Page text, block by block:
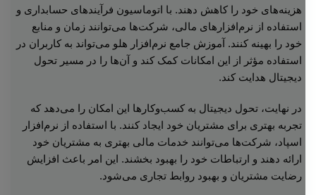
هزینه‌های خود را کاهش دهند. با اتوماسیون فرآیندهای حسابداری و
استفاده از نرم‌افزارهای مالی، شرکت‌ها می‌توانند زمان و منابع
خود را بهینه کنند. آموزش جامع نرم‌افزار هلو می‌تواند به کاربران در
استفاده مؤثر از این امکانات کمک کند و آن‌ها را در مسیر تحول
دیجیتال هدایت کند.
در نهایت، تحول دیجیتال به کسب‌وکارها این امکان را می‌دهد که
تجربه بهتری برای مشتریان خود ایجاد کنند. با استفاده از نرم‌افزار
اسپاد، شرکت‌ها می‌توانند خدمات مالی بهتری به مشتریان خود
ارائه دهند و ارتباطات خود را بهبود بخشند. این امر باعث افزایش
رضایت مشتریان و بهبود روابط تجاری می‌شود.